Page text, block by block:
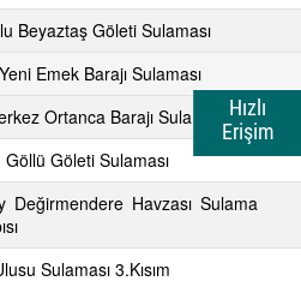
Hızlı
Erişim
Beyaztaş Göleti Sulaması
Emek Barajı Sulaması
Ortanca Barajı Sulaması
Göleti Sulaması
Değirmendere Havzası Sulama
Sulaması 3.Kısım